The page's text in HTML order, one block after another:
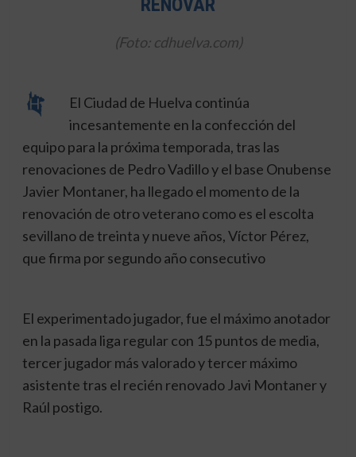
RENOVAR
(Foto: cdhuelva.com)
El Ciudad de Huelva continúa
incesantemente en la confección del
equipo para la próxima temporada, tras las
renovaciones de Pedro Vadillo y el base Onubense
Javier Montaner, ha llegado el momento de la
renovación de otro veterano como es el escolta
sevillano de treinta y nueve años, Víctor Pérez,
que firma por segundo año consecutivo
El experimentado jugador, fue el máximo anotador
en la pasada liga regular con 15 puntos de media,
tercer jugador más valorado y tercer máximo
asistente tras el recién renovado Javi Montaner y
Raúl postigo.